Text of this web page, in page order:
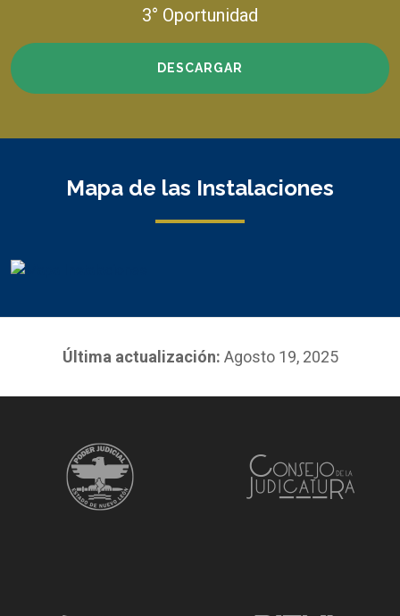
3° Oportunidad
DESCARGAR
Mapa de las Instalaciones
Última actualización: Agosto 19, 2025